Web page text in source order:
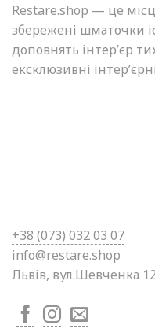
Restare.shop — це
збережені шматочки
доповнять інтер’єр
ексклюзивні
+38 (073) 032 03 07
info@restare.shop
Львів, вул.Шевченка